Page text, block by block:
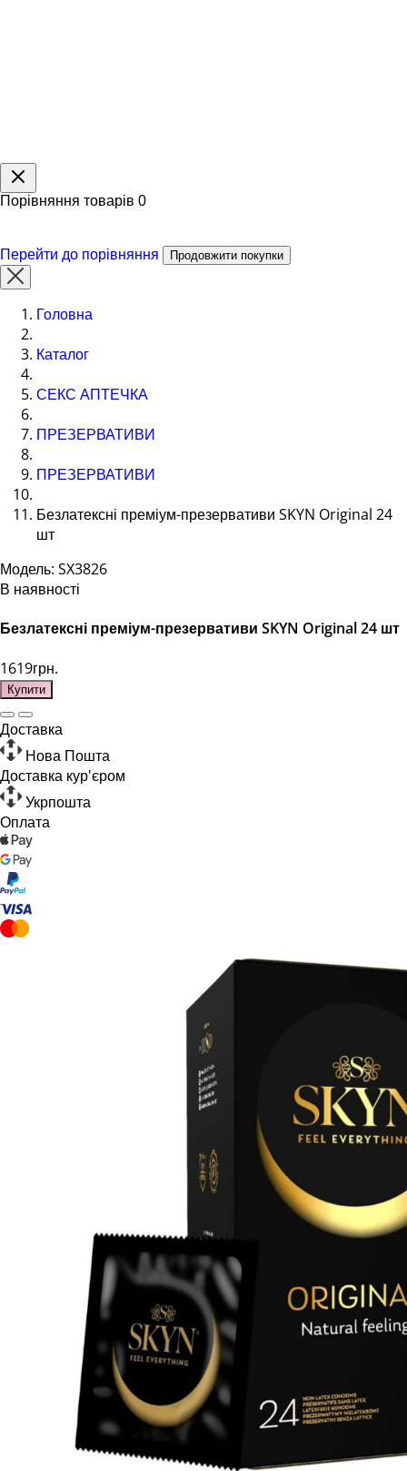
Порівняння товарів 0
Перейти до порівняння Продовжити покупки
Головна
Каталог
СЕКС АПТЕЧКА
ПРЕЗЕРВАТИВИ
ПРЕЗЕРВАТИВИ
Безлатексні преміум-презервативи SKYN Original 24
шт
Модель: SX3826
В наявності
Безлатексні преміум-презервативи SKYN Original 24 шт
1619грн.
Купити
Доставка
Нова Пошта
Доставка кур'єром
Укрпошта
Оплата